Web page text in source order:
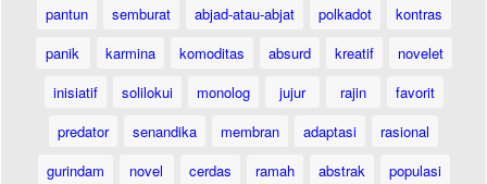
pantun
semburat abjad-atau-abjat polkadot
kontras
panik
karmina komoditas absurd kreatif
novelet
inisiatif
solilokui monolog jujur rajin
favorit
predator
senandika membran adaptasi
rasional
gurindam
novel cerdas ramah abstrak
populasi